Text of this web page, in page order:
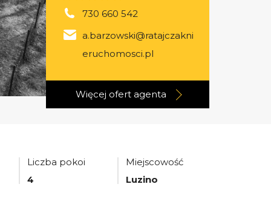
730 660 542
a.barzowski@ratajczakni
eruchomosci.pl
Więcej ofert agenta
Liczba pokoi
4
Miejscowość
Luzino